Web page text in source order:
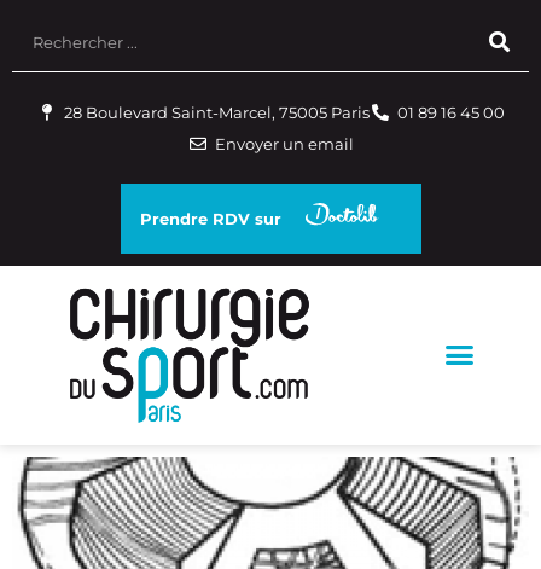
28 Boulevard Saint-Marcel, 75005 Paris
01 89 16 45 00
Envoyer un email
Prendre RDV sur